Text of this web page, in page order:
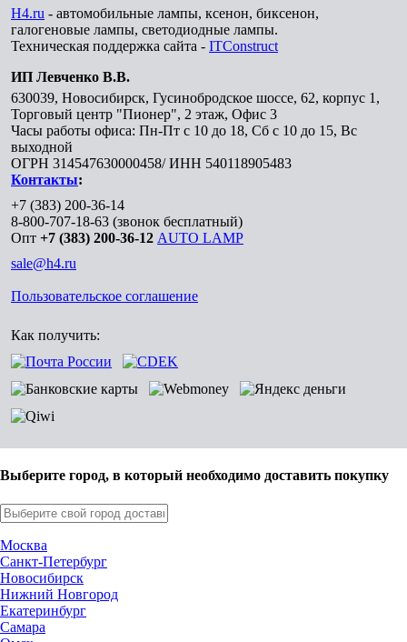
H4.ru - автомобильные лампы, ксенон, биксенон,
галогеновые лампы, светодиодные лампы.
Техническая поддержка сайта - ITConstruct
ИП Левченко В.В.
630039, Новосибирск, Гусинобродское шоссе, 62, корпус 1,
Торговый центр "Пионер", 2 этаж, Офис 3
Часы работы офиса: Пн-Пт с 10 до 18, Сб с 10 до 15, Вс
выходной
ОГРН 314547630000458/ ИНН 540118905483
Контакты:
+7 (383) 200-36-14
8-800-707-18-63 (звонок бесплатный)
Опт +7 (383) 200-36-12 AUTO LAMP
sale@h4.ru
Пользовательское соглашение
Как получить:
Выберите город, в который необходимо доставить покупку
Москва
Санкт-Петербург
Новосибирск
Нижний Новгород
Екатеринбург
Самара